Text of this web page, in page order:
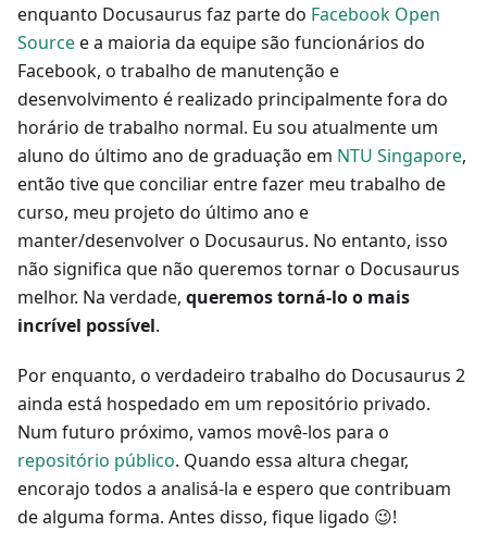
enquanto Docusaurus faz parte do Facebook Open
Sourcee a maioria da equipe são funcionários do
Facebook, o trabalho de manutenção e
desenvolvimento é realizado principalmente fora do
horário de trabalho normal. Eu sou atualmente um
aluno do último ano de graduação em NTU Singapore,
então tive que conciliar entre fazer meu trabalho de
curso, meu projeto do último ano e
manter/desenvolver o Docusaurus. No entanto, isso
não significa que não queremos tornar o Docusaurus
melhor. Na verdade, queremos torná-lo o mais
incrível possível.
Por enquanto, o verdadeiro trabalho do Docusaurus 2
ainda está hospedado em um repositório privado.
Num futuro próximo, vamos movê-los para o
repositório público. Quando essa altura chegar,
encorajo todos a analisá-la e espero que contribuam
de alguma forma. Antes disso, fique ligado 😉!